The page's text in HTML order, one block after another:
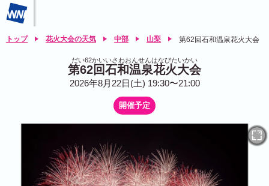
トップ 花火大会の天気 中部 山梨 第62回石和温泉花火大会
だい62かいいさわおんせんはなびたいかい
第62回石和温泉花火大会
2026年8月22日(土) 19:30〜21:00
開催予定